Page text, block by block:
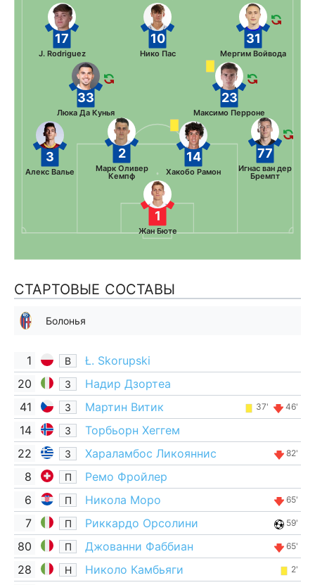
1
Жан Бюте
3
Алекс Валье
2
Марк Оливер
Кемпф
14
Хакобо Рамон
77
Игнас ван дер
Бремпт
33
Люка Да Кунья
23
Максимо Перроне
17
J. Rodriguez
10
Нико Пас
31
Мергим Войвода
СТАРТОВЫЕ СОСТАВЫ
Болонья
1 В
Ł. Skorupski
20
З
Надир Дзортеа
41
З Мартин Витик 37' 46'
14 З
Торбьорн Хеггем
22
З Хараламбос Ликояннис 82'
8 П
Ремо Фройлер
6
П Никола Моро 65'
7 П Риккардо Орсолини 59'
80 П Джованни Фаббиан 65'
28 Н Николо Камбьяги 2'